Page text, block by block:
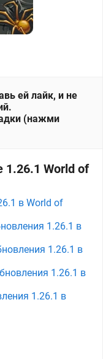
ей лайк, и не
(нажми
1.26.1 World of
в World of
1.26.1 в
1.26.1 в
1.26.1 в
1.26.1 в